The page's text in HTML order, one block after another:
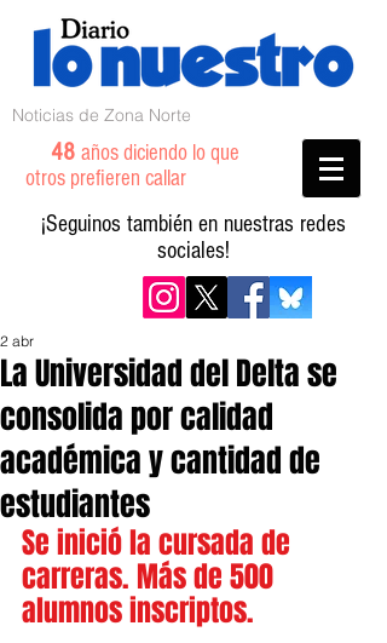
Noticias de Zona Norte
48 años diciendo lo que
otros prefieren callar
¡Seguinos también en nuestras redes
sociales!
La Universidad del Delta se
consolida por calidad
académica y cantidad de
estudiantes
2 abr
Se inició la cursada de
carreras. Más de 500
alumnos inscriptos.